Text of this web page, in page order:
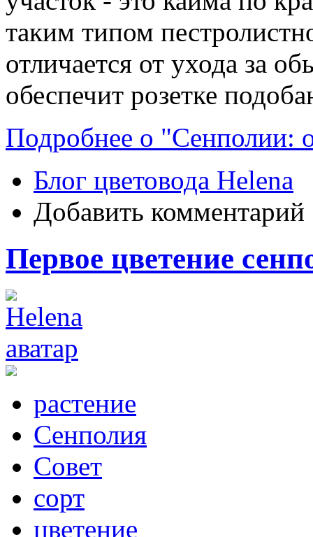
таким типом
отличается от ухода за
обеспечит розетке
Подробнее о "Сенполии:
Блог цветовода Helena
Добавить комментарий
Первое цветение
растение
Сенполия
Совет
сорт
цветение